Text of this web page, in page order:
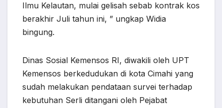
Ilmu Kelautan, mulai gelisah sebab kontrak kos
berakhir Juli tahun ini, ” ungkap Widia
bingung.
Dinas Sosial Kemensos RI, diwakili oleh UPT
Kemensos berkedudukan di kota Cimahi yang
sudah melakukan pendataan survei terhadap
kebutuhan Serli ditangani oleh Pejabat